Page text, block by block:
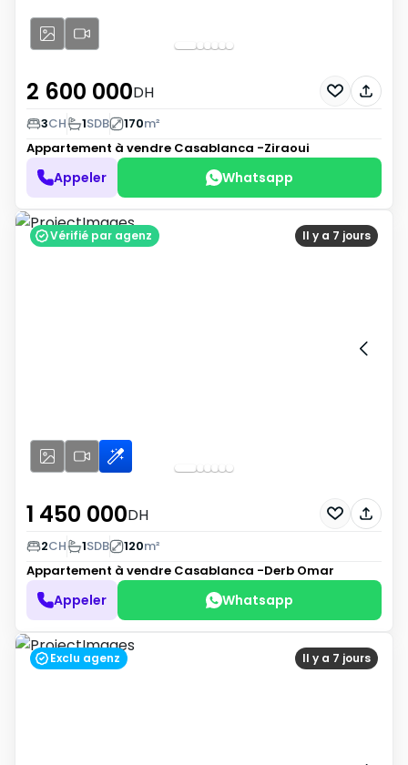
2 600 000DH
3CH 1SDB 170m²
Appartement à vendre Casablanca -Ziraoui
Appeler Whatsapp
Il y a 7 jours
Vérifié par agenz
1 450 000DH
2CH 1SDB 120m²
Appartement à vendre Casablanca -Derb Omar
Appeler Whatsapp
Il y a 7 jours
Exclu agenz